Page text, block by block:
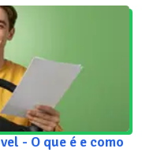
- O que é e como